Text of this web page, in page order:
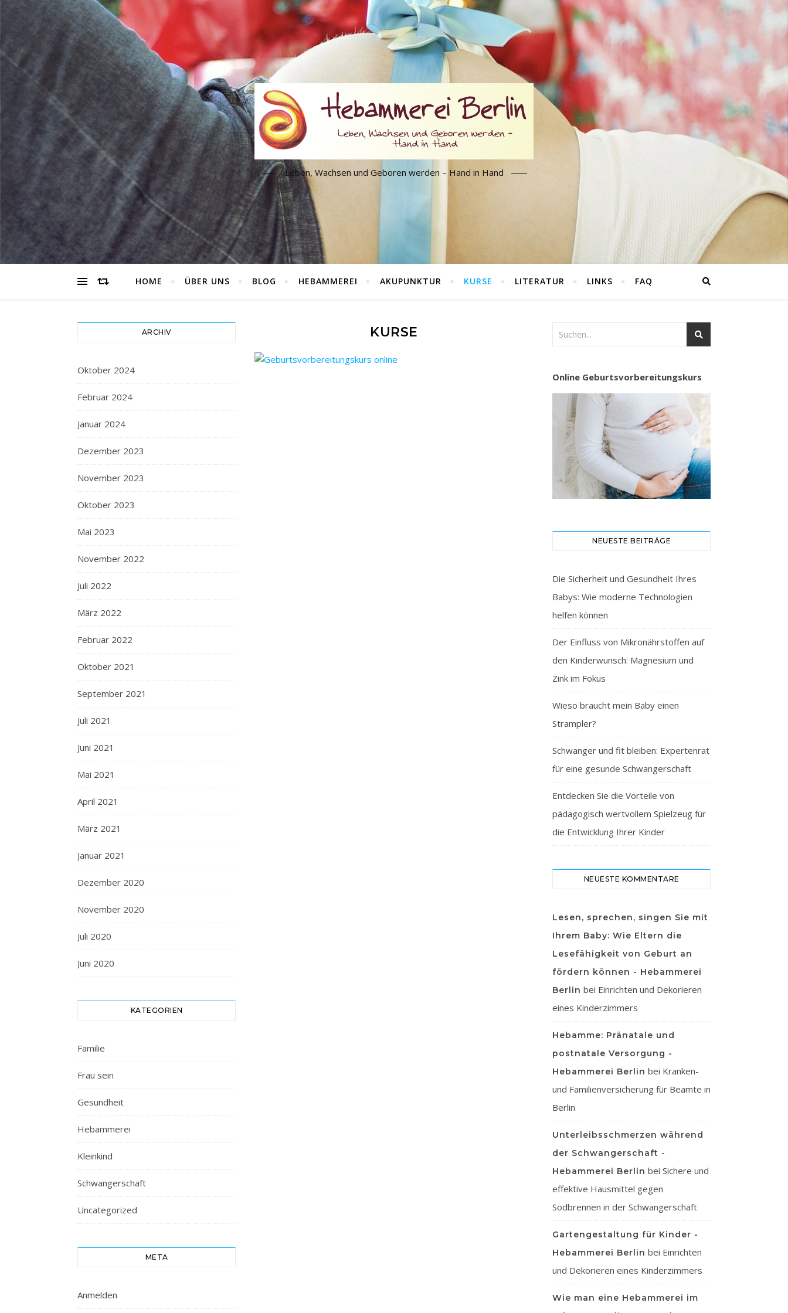
Leben, Wachsen und Geboren werden – Hand in Hand
HOME ÜBER UNS BLOG HEBAMMEREI AKUPUNKTUR KURSE LITERATUR LINKS FAQ
ARCHIV
Oktober 2024
Februar 2024
Januar 2024
Dezember 2023
November 2023
Oktober 2023
Mai 2023
November 2022
Juli 2022
März 2022
Februar 2022
Oktober 2021
September 2021
Juli 2021
Juni 2021
Mai 2021
April 2021
März 2021
Januar 2021
Dezember 2020
November 2020
Juli 2020
Juni 2020
KATEGORIEN
Familie
Frau sein
Gesundheit
Hebammerei
Kleinkind
Schwangerschaft
Uncategorized
META
Anmelden
KURSE
Online Geburtsvorbereitungskurs
NEUESTE BEITRÄGE
Die Sicherheit und Gesundheit Ihres
Babys: Wie moderne Technologien
helfen können
Der Einfluss von Mikronährstoffen auf
den Kinderwunsch: Magnesium und
Zink im Fokus
Wieso braucht mein Baby einen
Strampler?
Schwanger und fit bleiben: Expertenrat
für eine gesunde Schwangerschaft
Entdecken Sie die Vorteile von
pädagogisch wertvollem Spielzeug für
die Entwicklung Ihrer Kinder
NEUESTE KOMMENTARE
Lesen, sprechen, singen Sie mit
Ihrem Baby: Wie Eltern die
Lesefähigkeit von Geburt an
fördern können - Hebammerei
Berlin bei Einrichten und Dekorieren
eines Kinderzimmers
Hebamme: Pränatale und
postnatale Versorgung -
Hebammerei Berlin bei Kranken-
und Familienversicherung für Beamte in
Berlin
Unterleibsschmerzen während
der Schwangerschaft -
Hebammerei Berlin bei Sichere und
effektive Hausmittel gegen
Sodbrennen in der Schwangerschaft
Gartengestaltung für Kinder -
Hebammerei Berlin bei Einrichten
und Dekorieren eines Kinderzimmers
Wie man eine Hebammerei im